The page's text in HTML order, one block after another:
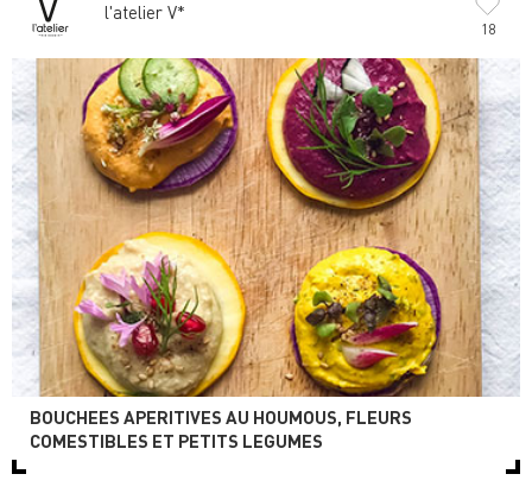
l'atelier V*
18
BOUCHEES APERITIVES AU HOUMOUS, FLEURS
COMESTIBLES ET PETITS LEGUMES